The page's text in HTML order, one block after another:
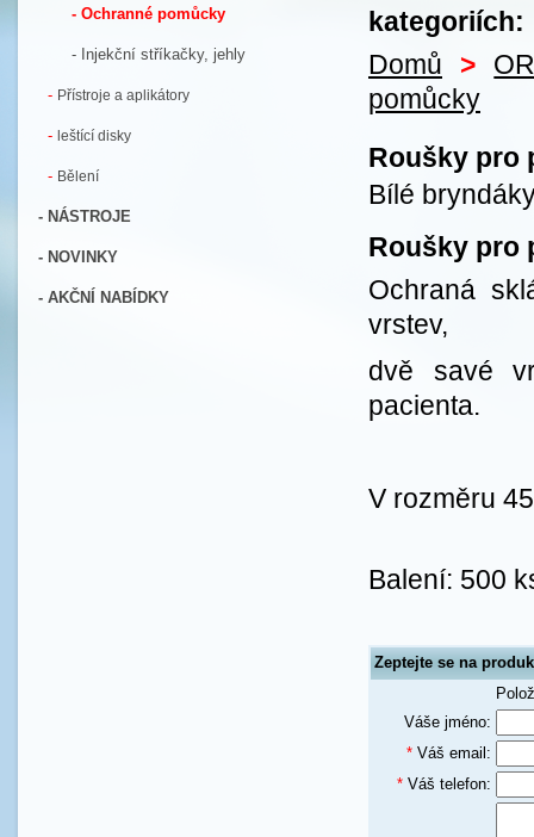
- Ochranné pomůcky
- Injekční stříkačky, jehly
- Přístroje a aplikátory
- leštící disky
- Bělení
- NÁSTROJE
- NOVINKY
- AKČNÍ NABÍDKY
kategoriích:
Domů
>
pomůcky
Roušky pro
Bílé
Roušky pro
Ochraná
vrstev,
dvě savé
pacienta.
V rozměru
Balení: 500
Zeptejte se na
Váše jméno:
* Váš email:
* Váš telefon: